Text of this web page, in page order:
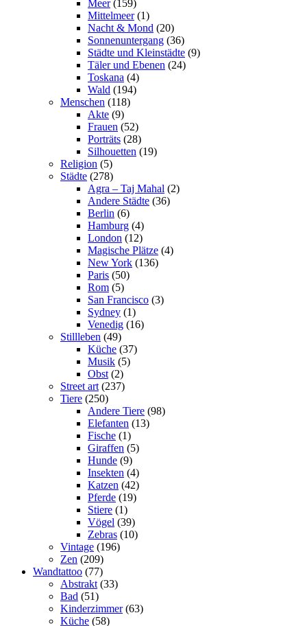
Meer (159)
Mittelmeer (1)
Nacht & Mond (20)
Sonnenuntergang (36)
Städte und Kleinstädte (9)
Täler und Ebenen (24)
Toskana (4)
Wald (194)
Menschen (118)
Akte (9)
Frauen (52)
Porträts (28)
Silhouetten (19)
Religion (5)
Städte (278)
Agra – Taj Mahal (2)
Andere Städte (36)
Berlin (6)
Hamburg (4)
London (12)
Magische Plätze (4)
New York (136)
Paris (50)
Rom (5)
San Francisco (3)
Sydney (1)
Venedig (16)
Stillleben (49)
Küche (37)
Musik (5)
Obst (2)
Street art (237)
Tiere (250)
Andere Tiere (98)
Elefanten (13)
Fische (1)
Giraffen (5)
Hunde (9)
Insekten (4)
Katzen (42)
Pferde (19)
Stiere (1)
Vögel (39)
Zebras (10)
Vintage (196)
Zen (209)
Wandtattoo (77)
Abstrakt (33)
Bad (51)
Kinderzimmer (63)
Küche (58)